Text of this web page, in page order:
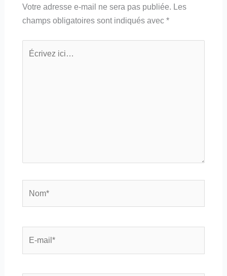
Votre adresse e-mail ne sera pas publiée. Les
champs obligatoires sont indiqués avec *